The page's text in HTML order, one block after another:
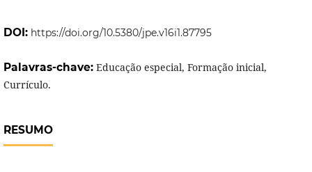
DOI: https://doi.org/10.5380/jpe.v16i1.87795
Palavras-chave: Educação especial, Formação inicial,
Currículo.
RESUMO